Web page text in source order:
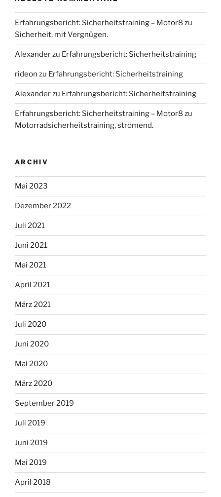
Erfahrungsbericht: Sicherheitstraining – Motor8 zu
Sicherheit, mit Vergnügen.
Alexanderzu Erfahrungsbericht: Sicherheitstraining
rideon zu Erfahrungsbericht: Sicherheitstraining
Alexanderzu Erfahrungsbericht: Sicherheitstraining
Erfahrungsbericht: Sicherheitstraining – Motor8 zu
Motorradsicherheitstraining, strömend.
ARCHIV
Mai 2023
Dezember 2022
Juli 2021
Juni 2021
Mai 2021
April 2021
März 2021
Juli 2020
Juni 2020
Mai 2020
März 2020
September 2019
Juli 2019
Juni 2019
Mai 2019
April 2018